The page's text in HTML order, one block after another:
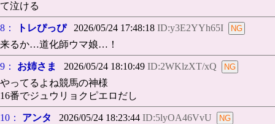
て泣ける
8： トレぴっぴ2026/05/24 17:48:18 ID:y3E2YYh65I
来るか…道化師ウマ娘…！
9： お姉さま 2026/05/24 18:10:49 ID:2WKlzXT/xQ
やってるよね競馬の神様
16番でジュウリョクピエロだし
10： アンタ 2026/05/24 18:23:44 ID:5lyOA46VvU